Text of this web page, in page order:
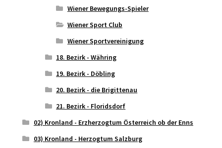
Wiener Bewegungs-Spieler
Wiener Sport Club
Wiener Sportvereinigung
18. Bezirk - Währing
19. Bezirk - Döbling
20. Bezirk - die Brigittenau
21. Bezirk - Floridsdorf
02) Kronland - Erzherzogtum Österreich ob der Enns
03) Kronland - Herzogtum Salzburg